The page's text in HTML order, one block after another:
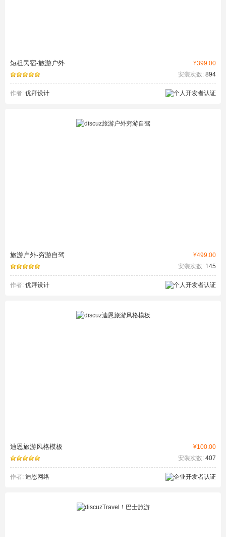
¥399.00
短租民宿-旅游户外
安装次数: 894
作者: 优拜设计
¥499.00
旅游户外-穷游自驾
安装次数: 145
作者: 优拜设计
¥100.00
迪恩旅游风格模板
安装次数: 407
作者: 迪恩网络